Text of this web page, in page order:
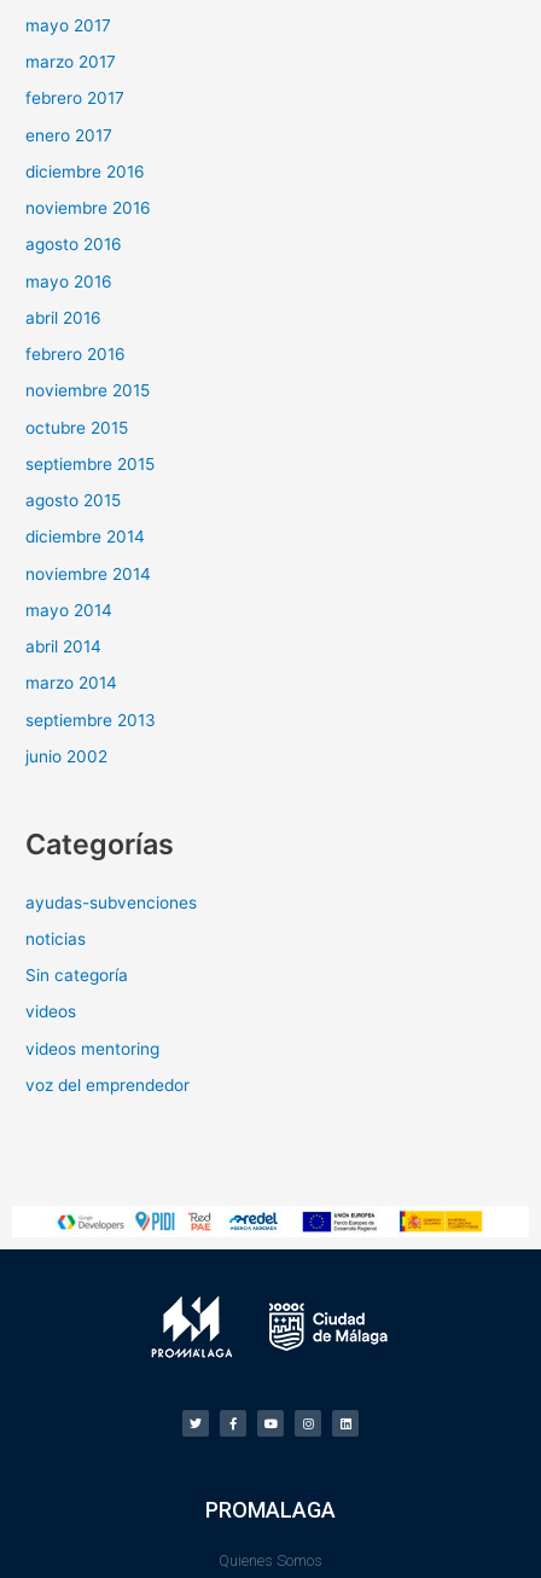
mayo 2017
marzo 2017
febrero 2017
enero 2017
diciembre 2016
noviembre 2016
agosto 2016
mayo 2016
abril 2016
febrero 2016
noviembre 2015
octubre 2015
septiembre 2015
agosto 2015
diciembre 2014
noviembre 2014
mayo 2014
abril 2014
marzo 2014
septiembre 2013
junio 2002
Categorías
ayudas-subvenciones
noticias
Sin categoría
videos
videos mentoring
voz del emprendedor
PROMALAGA
Quienes Somos